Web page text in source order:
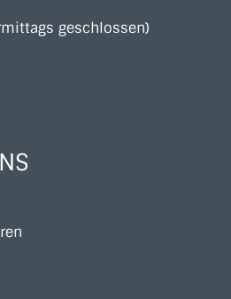
geschlossen)